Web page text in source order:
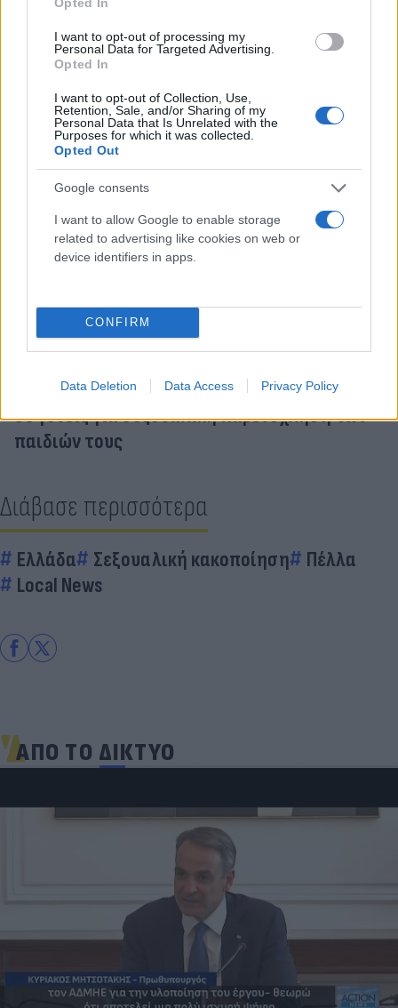
I want to opt-out of processing my
Personal Data for Targeted Advertising.
Opted In
I want to opt-out of Collection, Use,
Retention, Sale, and/or Sharing of my
Personal Data that Is Unrelated with the
Purposes for which it was collected.
Opted Out
Google consents
I want to allow Google to enable storage
related to advertising like cookies on web or
device identifiers in apps.
CONFIRM
Data Deletion Data Access Privacy Policy
Κάνε κλικ και δες περισσότερο
Διάβασε σχετικά
Καταδίκη 44 ετών σε 63χρονο για βιασμό δύο
δεσμούς», είπε στο ΜΟΔ
Κάθειρξη 5,5 χρόνων με αναστολή σε 50χρονο
Φρίκη στη Λέρο: Πολυετείς ποινές φυλάκισης
σε γονείς για σεξουαλική παρενόχληση των
παιδιών τους
Διάβασε περισσότερα
Ελλάδα Σεξουαλική κακοποίηση
Πέλλα
Local News
ΑΠΟ ΤΟ ΔΙΚΤΥΟ